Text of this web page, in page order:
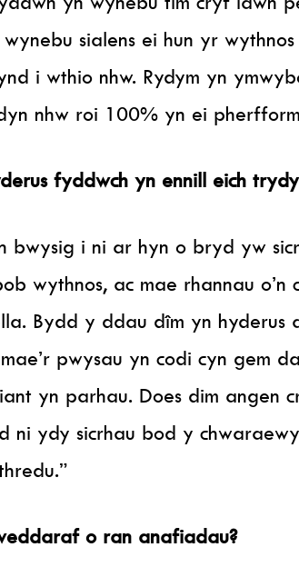
sialens ei hun yr
i wthio nhw. Rydym yn
nhw roi 100% yn ei
fyddwch yn ennill eich
bwysig i ni ar hyn o bryd yw
wythnos, ac mae rhannau
Bydd y ddau dîm yn hyderus
pwysau yn codi cyn gem
yn parhau. Does dim angen
ni ydy sicrhau bod y
o ran anafiadau?